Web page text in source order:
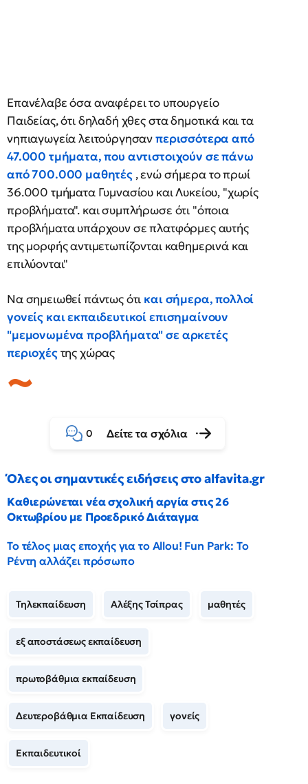
Επανέλαβε όσα αναφέρει το υπουργείο
Παιδείας, ότι δηλαδή χθες στα δημοτικά και τα
νηπιαγωγεία λειτούργησανπερισσότερα από
47.000 τμήματα, που αντιστοιχούν σε πάνω
από 700.000 μαθητές, ενώ σήμερα το πρωί
36.000 τμήματα Γυμνασίου και Λυκείου, "χωρίς
προβλήματα". και συμπλήρωσε ότι "όποια
προβλήματα υπάρχουν σε πλατφόρμες αυτής
της μορφής αντιμετωπίζονται καθημερινά και
επιλύονται"
Να σημειωθεί πάντως ότι και σήμερα, πολλοί
γονείς και εκπαιδευτικοί επισημαίνουν
"μεμονωμένα προβλήματα" σε αρκετές
περιοχέςτης χώρας
0 Δείτε τα σχόλια
Όλες οι σημαντικές ειδήσεις στο alfavita.gr
Καθιερώνεται νέα σχολική αργία στις 26
Οκτωβρίου με Προεδρικό Διάταγμα
Το τέλος μιας εποχής για το Allou! Fun Park: Το
Ρέντη αλλάζει πρόσωπο
Τηλεκπαίδευση Αλέξης Τσίπρας μαθητές
εξ αποστάσεως εκπαίδευση
πρωτοβάθμια εκπαίδευση
Δευτεροβάθμια Εκπαίδευση γονείς
Εκπαιδευτικοί